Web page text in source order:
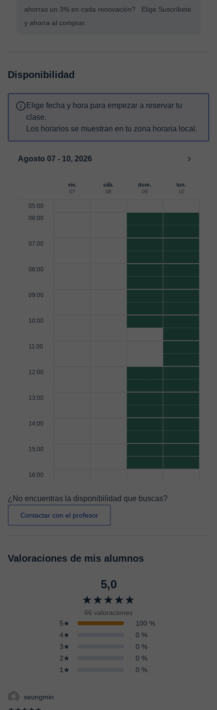
ahorras un 3% en cada renovación? Elige Suscríbete
y ahorra al comprar.
Disponibilidad
Elige fecha y hora para empezar a reservar tu
clase.
Los horarios se muestran en tu zona horaria local.
Agosto 07 - 10, 2026
vie.
07
sáb.
08
dom.
09
lun.
10
05:00
06:00
07:00
08:00
09:00
10:00
11:00
12:00
13:00
14:00
15:00
16:00
¿No encuentras la disponibilidad que buscas?
Contactar con el profesor
Valoraciones de mis alumnos
5,0
★★★★★
66 valoraciones
5★
100 %
4★
0 %
3★
0 %
2★
0 %
1★
0 %
seungmin